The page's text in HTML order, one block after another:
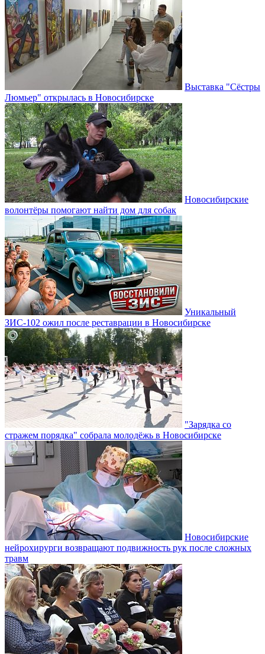
Выставка "Сёстры
Люмьер" открылась в Новосибирске
Новосибирские
волонтёры помогают найти дом для собак
Уникальный
ЗИС-102 ожил после реставрации в Новосибирске
"Зарядка со
стражем порядка" собрала молодёжь в Новосибирске
Новосибирские
нейрохирурги возвращают подвижность рук после сложных
травм